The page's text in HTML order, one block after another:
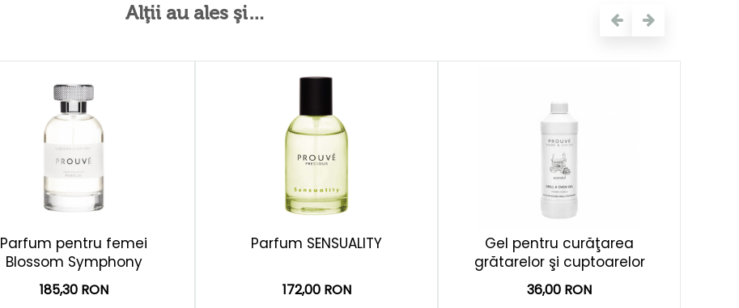
Alţii au ales şi…
Parfum pentru femei
Blossom Symphony
185,30 RON
Parfum SENSUALITY
172,00 RON
Gel pentru curăţarea
grătarelor şi cuptoarelor
36,00 RON